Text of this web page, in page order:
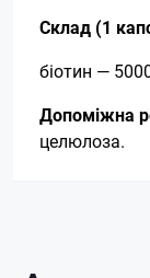
Склад (1
біотин —
Допоміжна
целюлоза.